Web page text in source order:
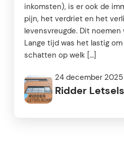
inkomsten), is er ook de
pijn, het verdriet en het
levensvreugde. Dit noemen
Lange tijd was het lastig
schatten op welk […]
24 december 2025
Ridder